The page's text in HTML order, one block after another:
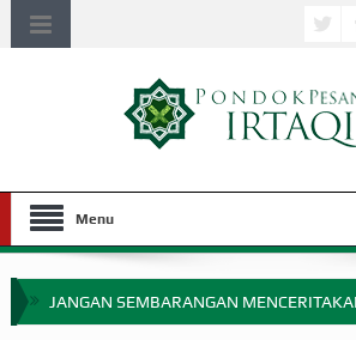
Menu
JANGAN SEMBARANGAN